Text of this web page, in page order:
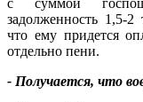
задолженность 1,5-
что ему придется
отдельно пени.
- Получается, что